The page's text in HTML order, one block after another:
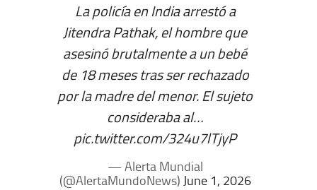
La policía en India arrestó a
Jitendra Pathak, el hombre que
asesinó brutalmente a un bebé
de 18 meses tras ser rechazado
por la madre del menor. El sujeto
consideraba al…
pic.twitter.com/324u7lTjyP
— Alerta Mundial
(@AlertaMundoNews) June 1, 2026